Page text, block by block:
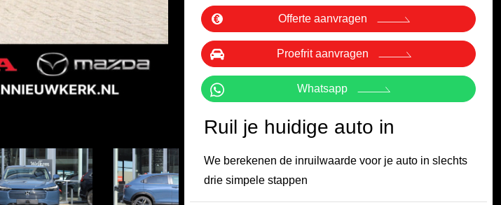
Offerte aanvragen
Proefrit aanvragen
Whatsapp